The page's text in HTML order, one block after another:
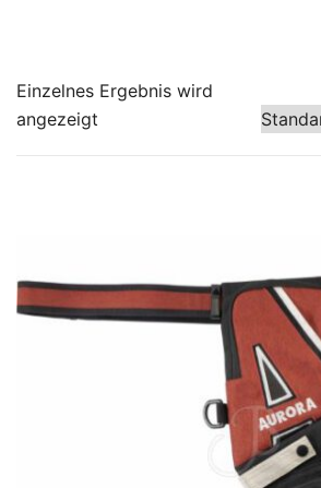
Einzelnes Ergebnis wird
angezeigt